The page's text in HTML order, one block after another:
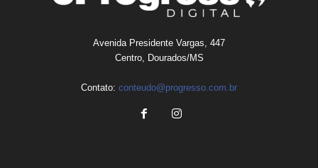
Avenida Presidente Vargas, 447
Centro, Dourados/MS
Contato: conteudo@progresso.com.br